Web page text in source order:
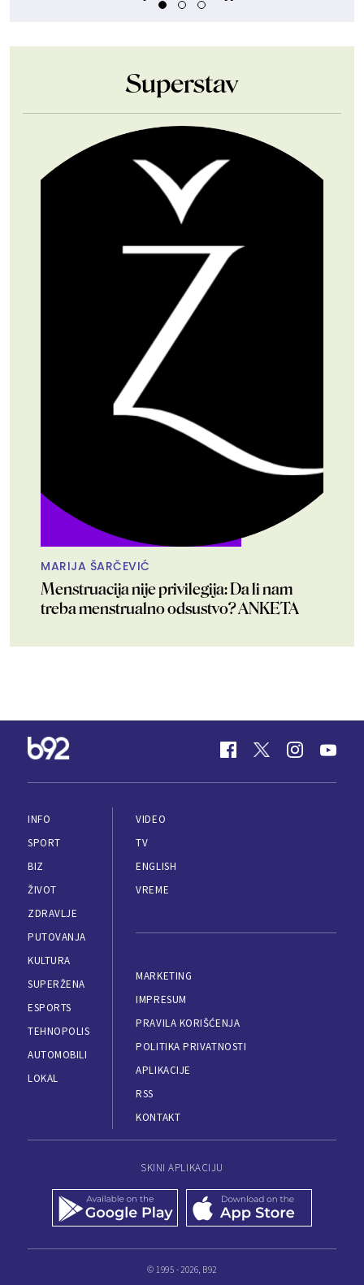
Superstav
MARIJA ŠARČEVIĆ
Menstruacija nije privilegija: Da li nam
treba menstrualno odsustvo? ANKETA
INFO
SPORT
BIZ
ŽIVOT
ZDRAVLJE
PUTOVANJA
KULTURA
SUPERŽENA
ESPORTS
TEHNOPOLIS
AUTOMOBILI
LOKAL
VIDEO
TV
ENGLISH
VREME
MARKETING
IMPRESUM
PRAVILA KORIŠĆENJA
POLITIKA PRIVATNOSTI
APLIKACIJE
RSS
KONTAKT
SKINI APLIKACIJU
© 1995 - 2026, B92